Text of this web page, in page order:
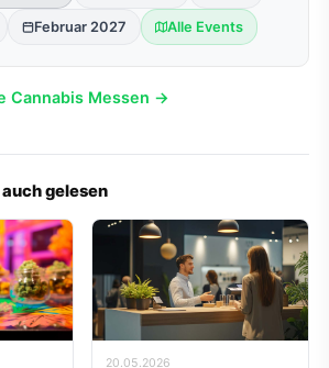
Februar 2027 Alle Events
Cannabis Messen →
gelesen
20.05.2026